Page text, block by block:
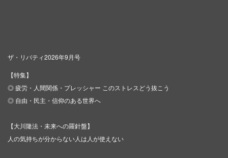
ザ・リバティ2026年9月号
【特集】
◎ 疲労・人間関係・プレッシャー このストレスどう抜こう
◎ 自由・民主・信仰のある世界へ
【大川隆法・未来への羅針盤】
人の気持ちが分からない人は人が使えない